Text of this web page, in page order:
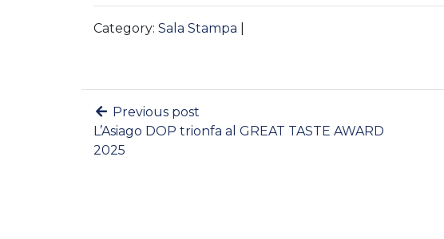
Category: Sala Stampa
Previous post
L’Asiago DOP trionfa al GREAT TASTE AWARD
2025